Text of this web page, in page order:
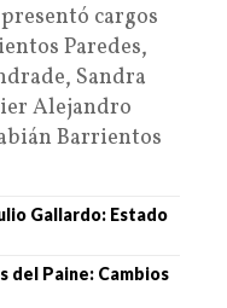
cargos
Paredes,
Sandra
Alejandro
Barrientos
Gallardo: Estado
del Paine: Cambios